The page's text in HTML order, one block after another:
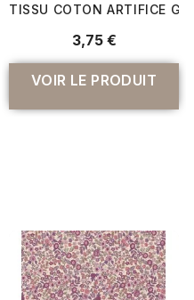
À COLORIER
TISSU COTON ARTIFICE
3,75 €
VOIR LE PRODUIT